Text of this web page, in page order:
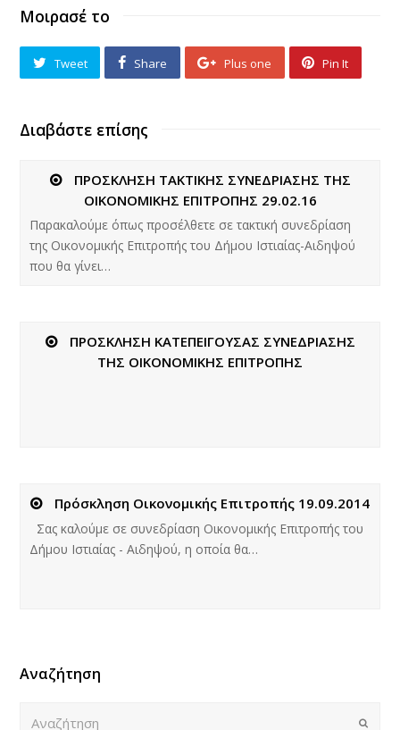
Μοιρασέ το
Tweet Share Plus one Pin It
Διαβάστε επίσης
ΠΡΟΣΚΛΗΣΗ ΤΑΚΤΙΚΗΣ ΣΥΝΕΔΡΙΑΣΗΣ ΤΗΣ
ΟΙΚΟΝΟΜΙΚΗΣ ΕΠΙΤΡΟΠΗΣ 29.02.16
Παρακαλούμε όπως προσέλθετε σε τακτική συνεδρίαση
της Οικονομικής Επιτροπής του Δήμου Ιστιαίας-Αιδηψού
που θα γίνει…
ΠΡΟΣΚΛΗΣΗ ΚΑΤΕΠΕΙΓΟΥΣΑΣ ΣΥΝΕΔΡΙΑΣΗΣ
ΤΗΣ ΟΙΚΟΝΟΜΙΚΗΣ ΕΠΙΤΡΟΠΗΣ
Πρόσκληση Οικονομικής Επιτροπής 19.09.2014
Σας καλούμε σε συνεδρίαση Οικονομικής Επιτροπής του
Δήμου Ιστιαίας - Αιδηψού, η οποία θα…
Αναζήτηση
Submit